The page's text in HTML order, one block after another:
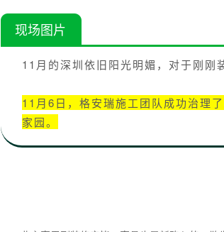
现场图片
11月的深圳依旧阳光明媚，对于刚刚
11月6日，格安瑞施工团队成功治理
家园。‍